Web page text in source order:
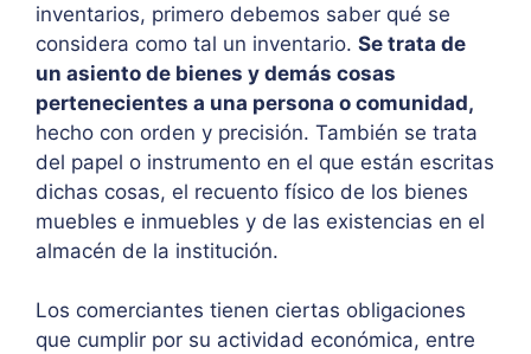
inventarios, primero debemos saber qué se
considera como tal un inventario. Se trata de
un asiento de bienes y demás cosas
pertenecientes a una persona o comunidad,
hecho con orden y precisión. También se trata
del papel o instrumento en el que están escritas
dichas cosas, el recuento físico de los bienes
muebles e inmuebles y de las existencias en el
almacén de la institución.
Los comerciantes tienen ciertas obligaciones
que cumplir por su actividad económica, entre